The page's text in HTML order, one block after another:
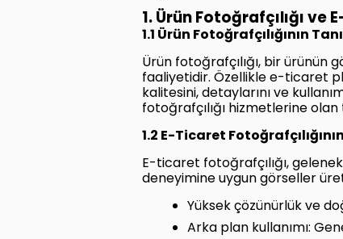
1. Ürün Fotoğrafçılığı ve
1.1 Ürün Fotoğrafçılığının
Ürün fotoğrafçılığı, bir ürünün
faaliyetidir. Özellikle e-ticaret
kalitesini, detaylarını ve
fotoğrafçılığı hizmetlerine
1.2 E-Ticaret
E-ticaret fotoğrafçılığı,
deneyimine uygun görseller
Yüksek çözünürlük ve
Arka plan kullanımı: